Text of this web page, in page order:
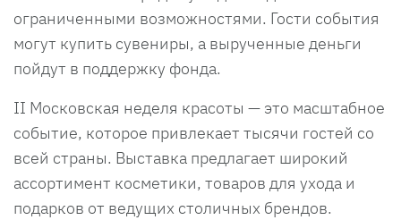
ограниченными возможностями. Гости события
могут купить сувениры, а вырученные деньги
пойдут в поддержку фонда.
II Московская неделя красоты — это масштабное
событие, которое привлекает тысячи гостей со
всей страны. Выставка предлагает широкий
ассортимент косметики, товаров для ухода и
подарков от ведущих столичных брендов.